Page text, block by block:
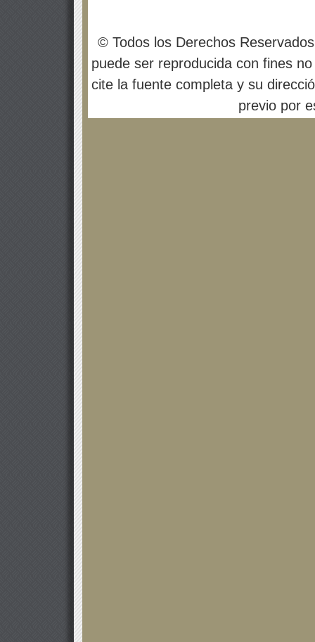
© Todos los Derechos
puede ser reproducida con fines
cite la fuente completa y su
previo por